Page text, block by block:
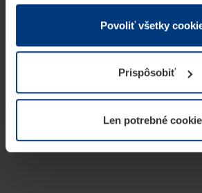
v rámci Vášho využívania služieb.
Z právneho hľadiska môžeme
prevádzku tejto stránky. Pre všetky
potrebujeme Vaše povolenie. Vaše
kedykoľvek zmeniť alebo odvolať vo
našej webovej stránky.
Povoliť všetky
Prispôsobiť
Len potrebné